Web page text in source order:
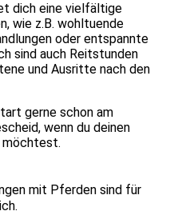
dich eine vielfältige
wie z.B. wohltuende
oder entspannte
sind auch Reitstunden
und Ausritte nach den
gerne schon am
wenn du deinen
möchtest.
mit Pferden sind für